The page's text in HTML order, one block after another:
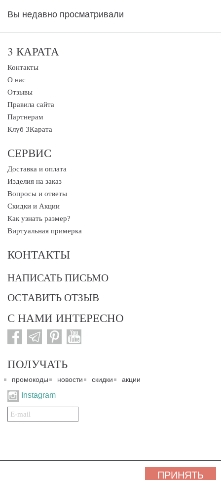
Вы недавно просматривали
3 КАРАТА
Контакты
О нас
Отзывы
Правила сайта
Партнерам
Клуб 3Карата
СЕРВИС
Доставка и оплата
Изделия на заказ
Вопросы и ответы
Скидки и Акции
Как узнать размер?
Виртуальная примерка
КОНТАКТЫ
НАПИСАТЬ ПИСЬМО
ОСТАВИТЬ ОТЗЫВ
С НАМИ ИНТЕРЕСНО
ПОЛУЧАТЬ
промокоды новости скидки акции
Instagram
Подписаться
на
собственностью "3 Карата ТМ" и охраняются Законом об авторском праве действующего
ПРИНЯТЬ